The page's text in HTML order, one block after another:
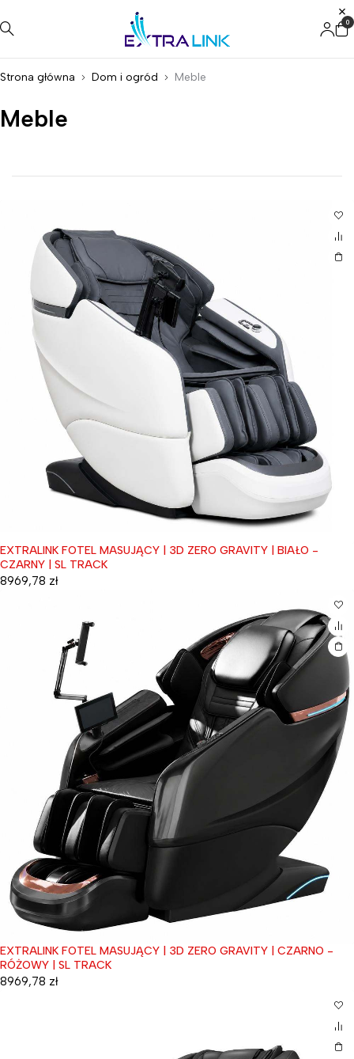
0
Strona główna Dom i ogród Meble
Meble
EXTRALINK FOTEL MASUJĄCY | 3D ZERO GRAVITY | BIAŁO -
CZARNY | SL TRACK
8969,78 zł
EXTRALINK FOTEL MASUJĄCY | 3D ZERO GRAVITY | CZARNO -
RÓŻOWY | SL TRACK
8969,78 zł